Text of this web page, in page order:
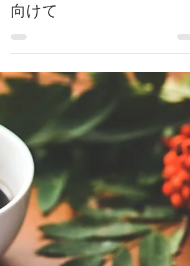
Webサイトリニューアルに
向けて